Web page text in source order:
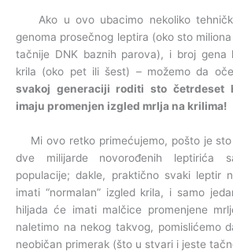
Ako u ovo ubacimo nekoliko
genoma prosečnog leptira (oko sto miliona
tačnije DNK baznih parova), i broj gena
krila (oko pet ili šest) – možemo da
svakoj generaciji roditi sto četrdeset
imaju promenjen izgled mrlja na krilima!
Mi ovo retko primećujemo, pošto je
dve milijarde novorođenih leptirića
populacije; dakle, praktično svaki leptir
imati “normalan” izgled krila, i samo
hiljada će imati malčice promenjene
naletimo na nekog takvog, pomislićemo
neobičan primerak (što u stvari i jeste